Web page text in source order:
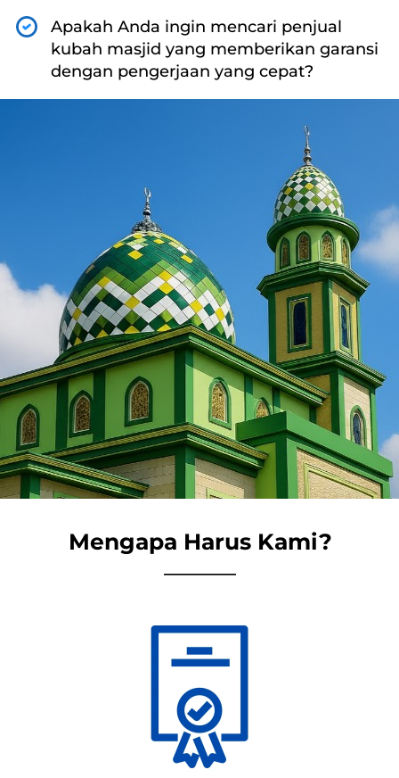
Apakah Anda ingin mencari penjual
kubah masjid yang memberikan garansi
dengan pengerjaan yang cepat?
Mengapa Harus Kami?